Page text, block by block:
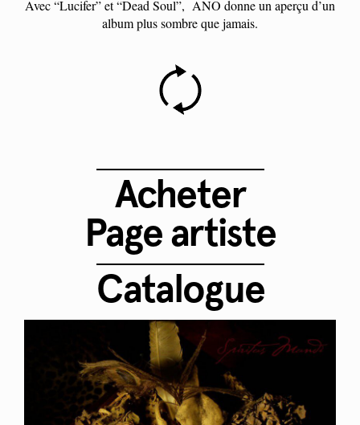
Avec “Lucifer” et “Dead Soul”, ANO donne un aperçu d’un
album plus sombre que jamais.
Acheter
Page artiste
Catalogue